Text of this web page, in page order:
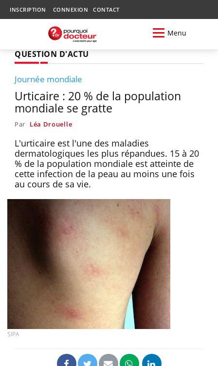
INSCRIPTION CONNEXION CONTACT
Menu
QUESTION D'ACTU
Journée mondiale
Urticaire : 20 % de la population
mondiale se gratte
Par Léa Drouelle
L'urticaire est l'une des maladies
dermatologiques les plus répandues. 15 à 20
% de la population mondiale est atteinte de
cette infection de la peau au moins une fois
au cours de sa vie.
SIPA